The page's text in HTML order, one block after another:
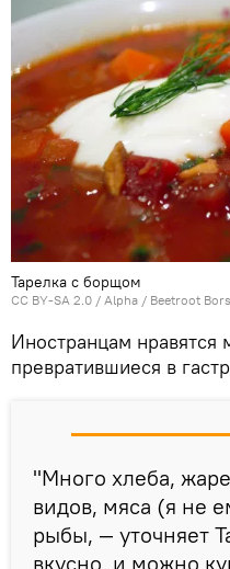
Тарелка с борщом
CC BY-SA 2.0 / Alpha / Beetroot
Иностранцам нравятся
превратившиеся в
"Много хлеба,
видов, мяса (я не
рыбы, — уточняет
вкусно, и можно